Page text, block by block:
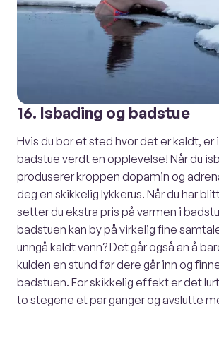
16. Isbading og badstue
Hvis du bor et sted hvor det er kaldt, er
badstue verdt en opplevelse! Når du
produserer kroppen dopamin og
deg en skikkelig lykkerus. Når du har
setter du ekstra pris på varmen i
badstuen kan by på virkelig fine
unngå kaldt vann? Det går også an å
kulden en stund før dere går inn og
badstuen. For skikkelig effekt er det
to stegene et par ganger og avslutte